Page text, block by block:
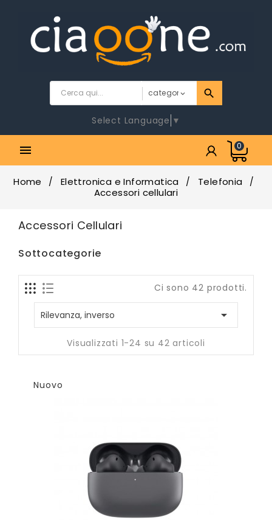
Select Language ▼
 0
Home Elettronica e Informatica
Telefonia
Accessori cellulari
Accessori Cellulari
Sottocategorie
Ci sono 42 prodotti.
Rilevanza, inverso 
Visualizzati 1-24 su 42 articoli
Nuovo